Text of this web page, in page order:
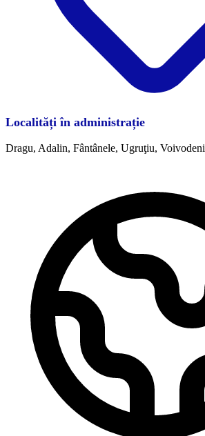
Localități în administrație
Dragu, Adalin, Fântânele, Ugruţiu, Voivodeni